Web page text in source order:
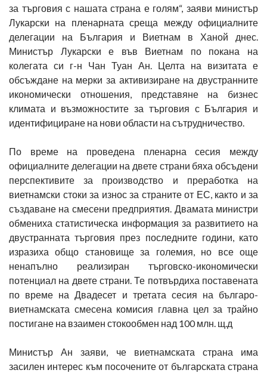
за търговия с нашата страна е голям“, заяви министър
Лукарски на пленарната среща между официалните
делегации на България и Виетнам в Ханой днес.
Министър Лукарски е във Виетнам по покана на
колегата си г-н Чан Туан Ан. Целта на визитата е
обсъждане на мерки за активизиране на двустранните
икономически отношения, представяне на бизнес
климата и възможностите за търговия с България и
идентифициране на нови области на сътрудничество.
По време на проведена пленарна сесия между
официалните делегации на двете страни бяха обсъдени
перспективите за производство и преработка на
виетнамски стоки за износ за страните от ЕС, както и за
създаване на смесени предприятия. Двамата министри
обмениха статистическа информация за развитието на
двустранната търговия през последните години, като
изразиха общо становище за големия, но все още
ненапълно реализиран търговско-икономически
потенциал на двете страни. Те потвърдиха поставената
по време на Двадесет и третата сесия на българо-
виетнамската смесена комисия главна цел за трайно
постигане на взаимен стокообмен над 100 млн. щ.д
Министър Ан заяви, че виетнамската страна има
засилен интерес към посочените от българската страна